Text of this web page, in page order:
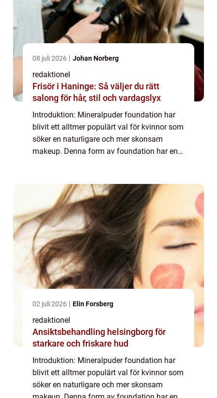
08 juli 2026 Johan Norberg
redaktionel
Frisör i Haninge: Så väljer du rätt
salong för hår, stil och vardagslyx
Introduktion: Mineralpuder foundation har
blivit ett alltmer populärt val för kvinnor som
söker en naturligare och mer skonsam
makeup. Denna form av foundation har en
02 juli 2026 Elin Forsberg
redaktionel
Ansiktsbehandling helsingborg för
starkare och friskare hud
Introduktion: Mineralpuder foundation har
blivit ett alltmer populärt val för kvinnor som
söker en naturligare och mer skonsam